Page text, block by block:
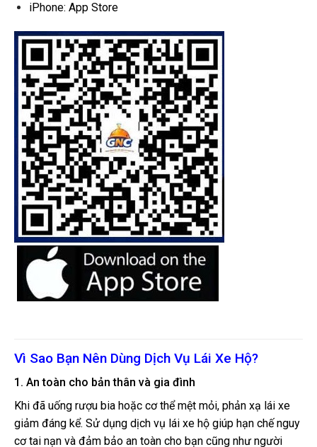
iPhone: App Store
Vì Sao Bạn Nên Dùng Dịch Vụ Lái Xe Hộ?
1. An toàn cho bản thân và gia đình
Khi đã uống rượu bia hoặc cơ thể mệt mỏi, phản xạ lái xe
giảm đáng kể. Sử dụng dịch vụ lái xe hộ giúp hạn chế nguy
cơ tai nạn và đảm bảo an toàn cho bạn cũng như người